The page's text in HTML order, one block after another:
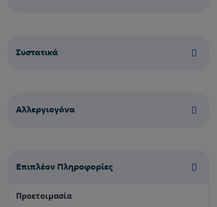
Συστατικά
Aλλεργιογόνα
Επιπλέον Πληροφορίες
Προετοιμασία